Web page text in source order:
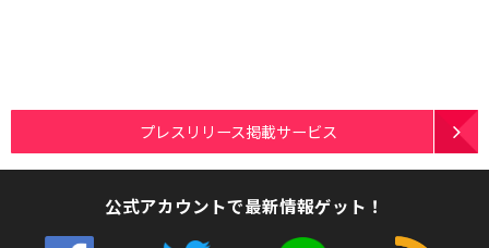
プレスリリース掲載サービス
公式アカウントで最新情報ゲット！